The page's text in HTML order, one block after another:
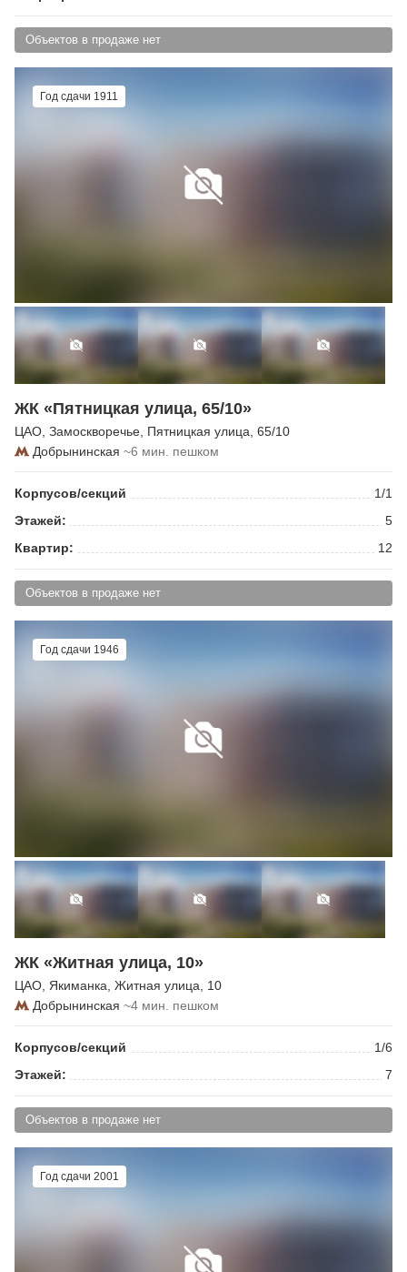
Объектов в продаже нет
Год сдачи 1911
ЖК «Пятницкая улица, 65/10»
ЦАО, Замоскворечье, Пятницкая улица, 65/10
Добрынинская ~6 мин. пешком
Корпусов/секций
1/1
Этажей:
5
Квартир:
12
Объектов в продаже нет
Год сдачи 1946
ЖК «Житная улица, 10»
ЦАО Якиманка Житная улица , 10
Добрынинская ~4 мин. пешком
Корпусов/секций
1/6
Этажей:
7
Объектов в продаже нет
Год сдачи 2001